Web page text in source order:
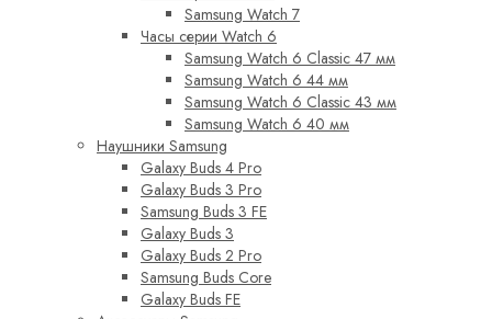
Samsung Watch 7
Часы серии Watch 6
Samsung Watch 6 Classic 47 мм
Samsung Watch 6 44 мм
Samsung Watch 6 Classic 43 мм
Samsung Watch 6 40 мм
Наушники Samsung
Galaxy Buds 4 Pro
Galaxy Buds 3 Pro
Samsung Buds 3 FE
Galaxy Buds 3
Galaxy Buds 2 Pro
Samsung Buds Core
Galaxy Buds FE